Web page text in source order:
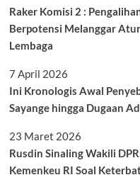
Raker Komisi 2 :
Berpotensi Melanggar
Lembaga
7 April 2026
Ini Kronologis Awal
Sayange hingga Dugaan
23 Maret 2026
Rusdin Sinaling Wakili
Kemenkeu RI Soal